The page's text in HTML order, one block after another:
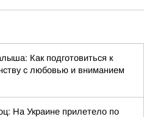
Как подготовиться к
с любовью и вниманием
На Украине прилетело по